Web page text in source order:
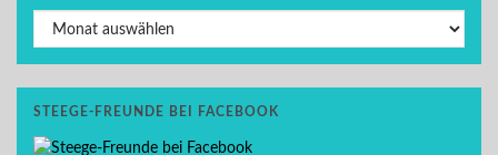
Archiv
STEEGE-FREUNDE BEI FACEBOOK